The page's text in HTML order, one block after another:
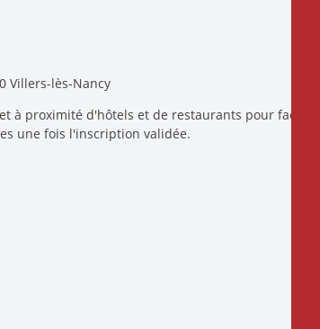
Villers-lès-Nancy
à proximité d'hôtels et de restaurants pour faciliter
une fois l'inscription validée.